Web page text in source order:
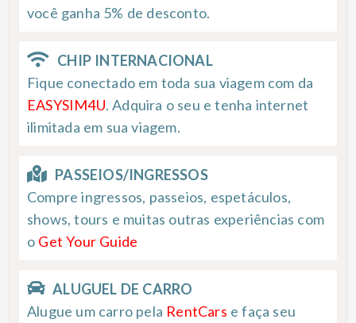
você ganha 5% de desconto.
CHIP INTERNACIONAL
Fique conectado em toda sua viagem com da
EASYSIM4U. Adquira o seu e tenha internet
ilimitada em sua viagem.
PASSEIOS/INGRESSOS
Compre ingressos, passeios, espetáculos,
shows, tours e muitas outras experiências com
o Get Your Guide
ALUGUEL DE CARRO
Alugue um carro pela RentCars e faça seu